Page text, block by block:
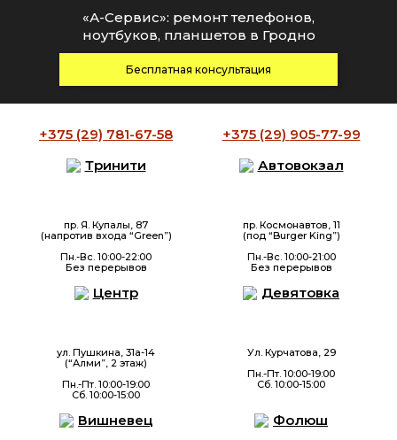
+375 (29) 781-67-58 +375 (29) 905-77-99
Тринити
пр. Я. Купалы, 87
(напротив входа “Green”)
Пн.-Вс. 10:00-22:00
Без перерывов
Автовокзал
пр. Космонавтов, 11
(под “Burger King”)
Пн.-Вс. 10:00-21:00
Без перерывов
Центр
ул. Пушкина, 31а-14
(“Алми”, 2 этаж)
Пн.-Пт. 10:00-19:00
Сб. 10:00-15:00
Девятовка
Ул. Курчатова, 29
Пн.-Пт. 10:00-19:00
Сб. 10:00-15:00
Вишневец Фолюш
«А-Сервис»: ремонт телефонов,
ноутбуков, планшетов в Гродно
Бесплатная консультация